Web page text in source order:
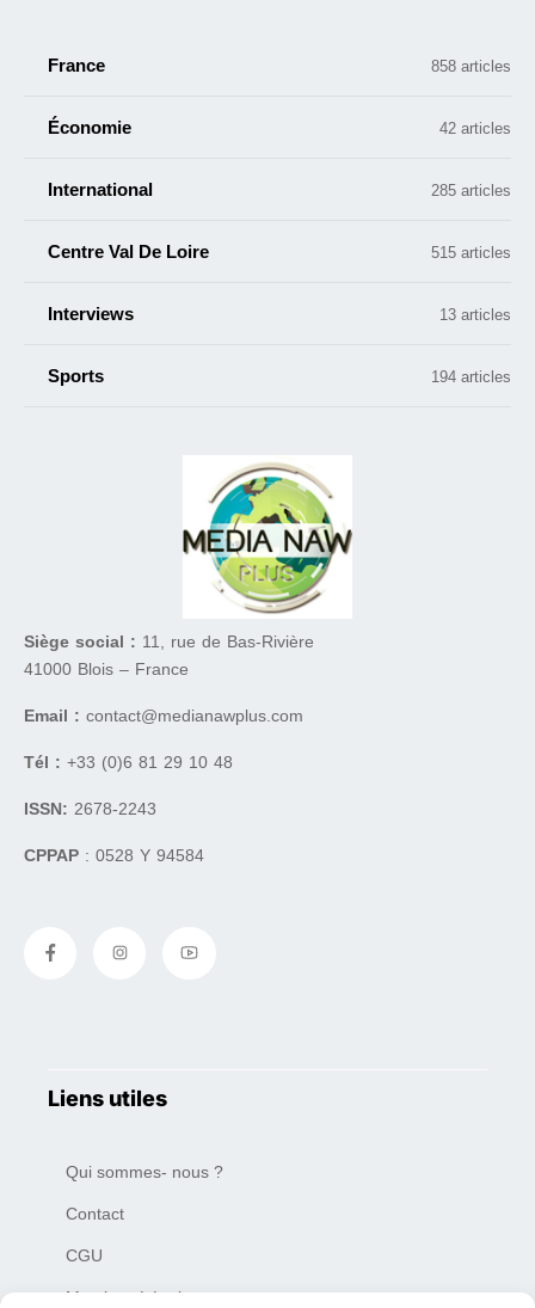
France 858 articles
Économie 42 articles
International 285 articles
Centre Val De Loire 515 articles
Interviews 13 articles
Sports 194 articles
Siège social : 11, rue de Bas-Rivière
41000 Blois – France
Email : contact@medianawplus.com
Tél : +33 (0)6 81 29 10 48
ISSN: 2678-2243
CPPAP : 0528 Y 94584
Liens utiles
Qui sommes- nous ?
Contact
CGU
Mentions Légales